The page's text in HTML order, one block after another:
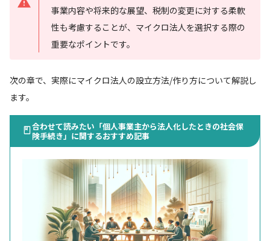
事業内容や将来的な展望、税制の変更に対する柔軟
性も考慮することが、マイクロ法人を選択する際の
重要なポイントです。
次の章で、実際にマイクロ法人の設立方法/作り方について解説し
ます。
合わせて読みたい「個人事業主から法人化したときの社会保
険手続き」に関するおすすめ記事